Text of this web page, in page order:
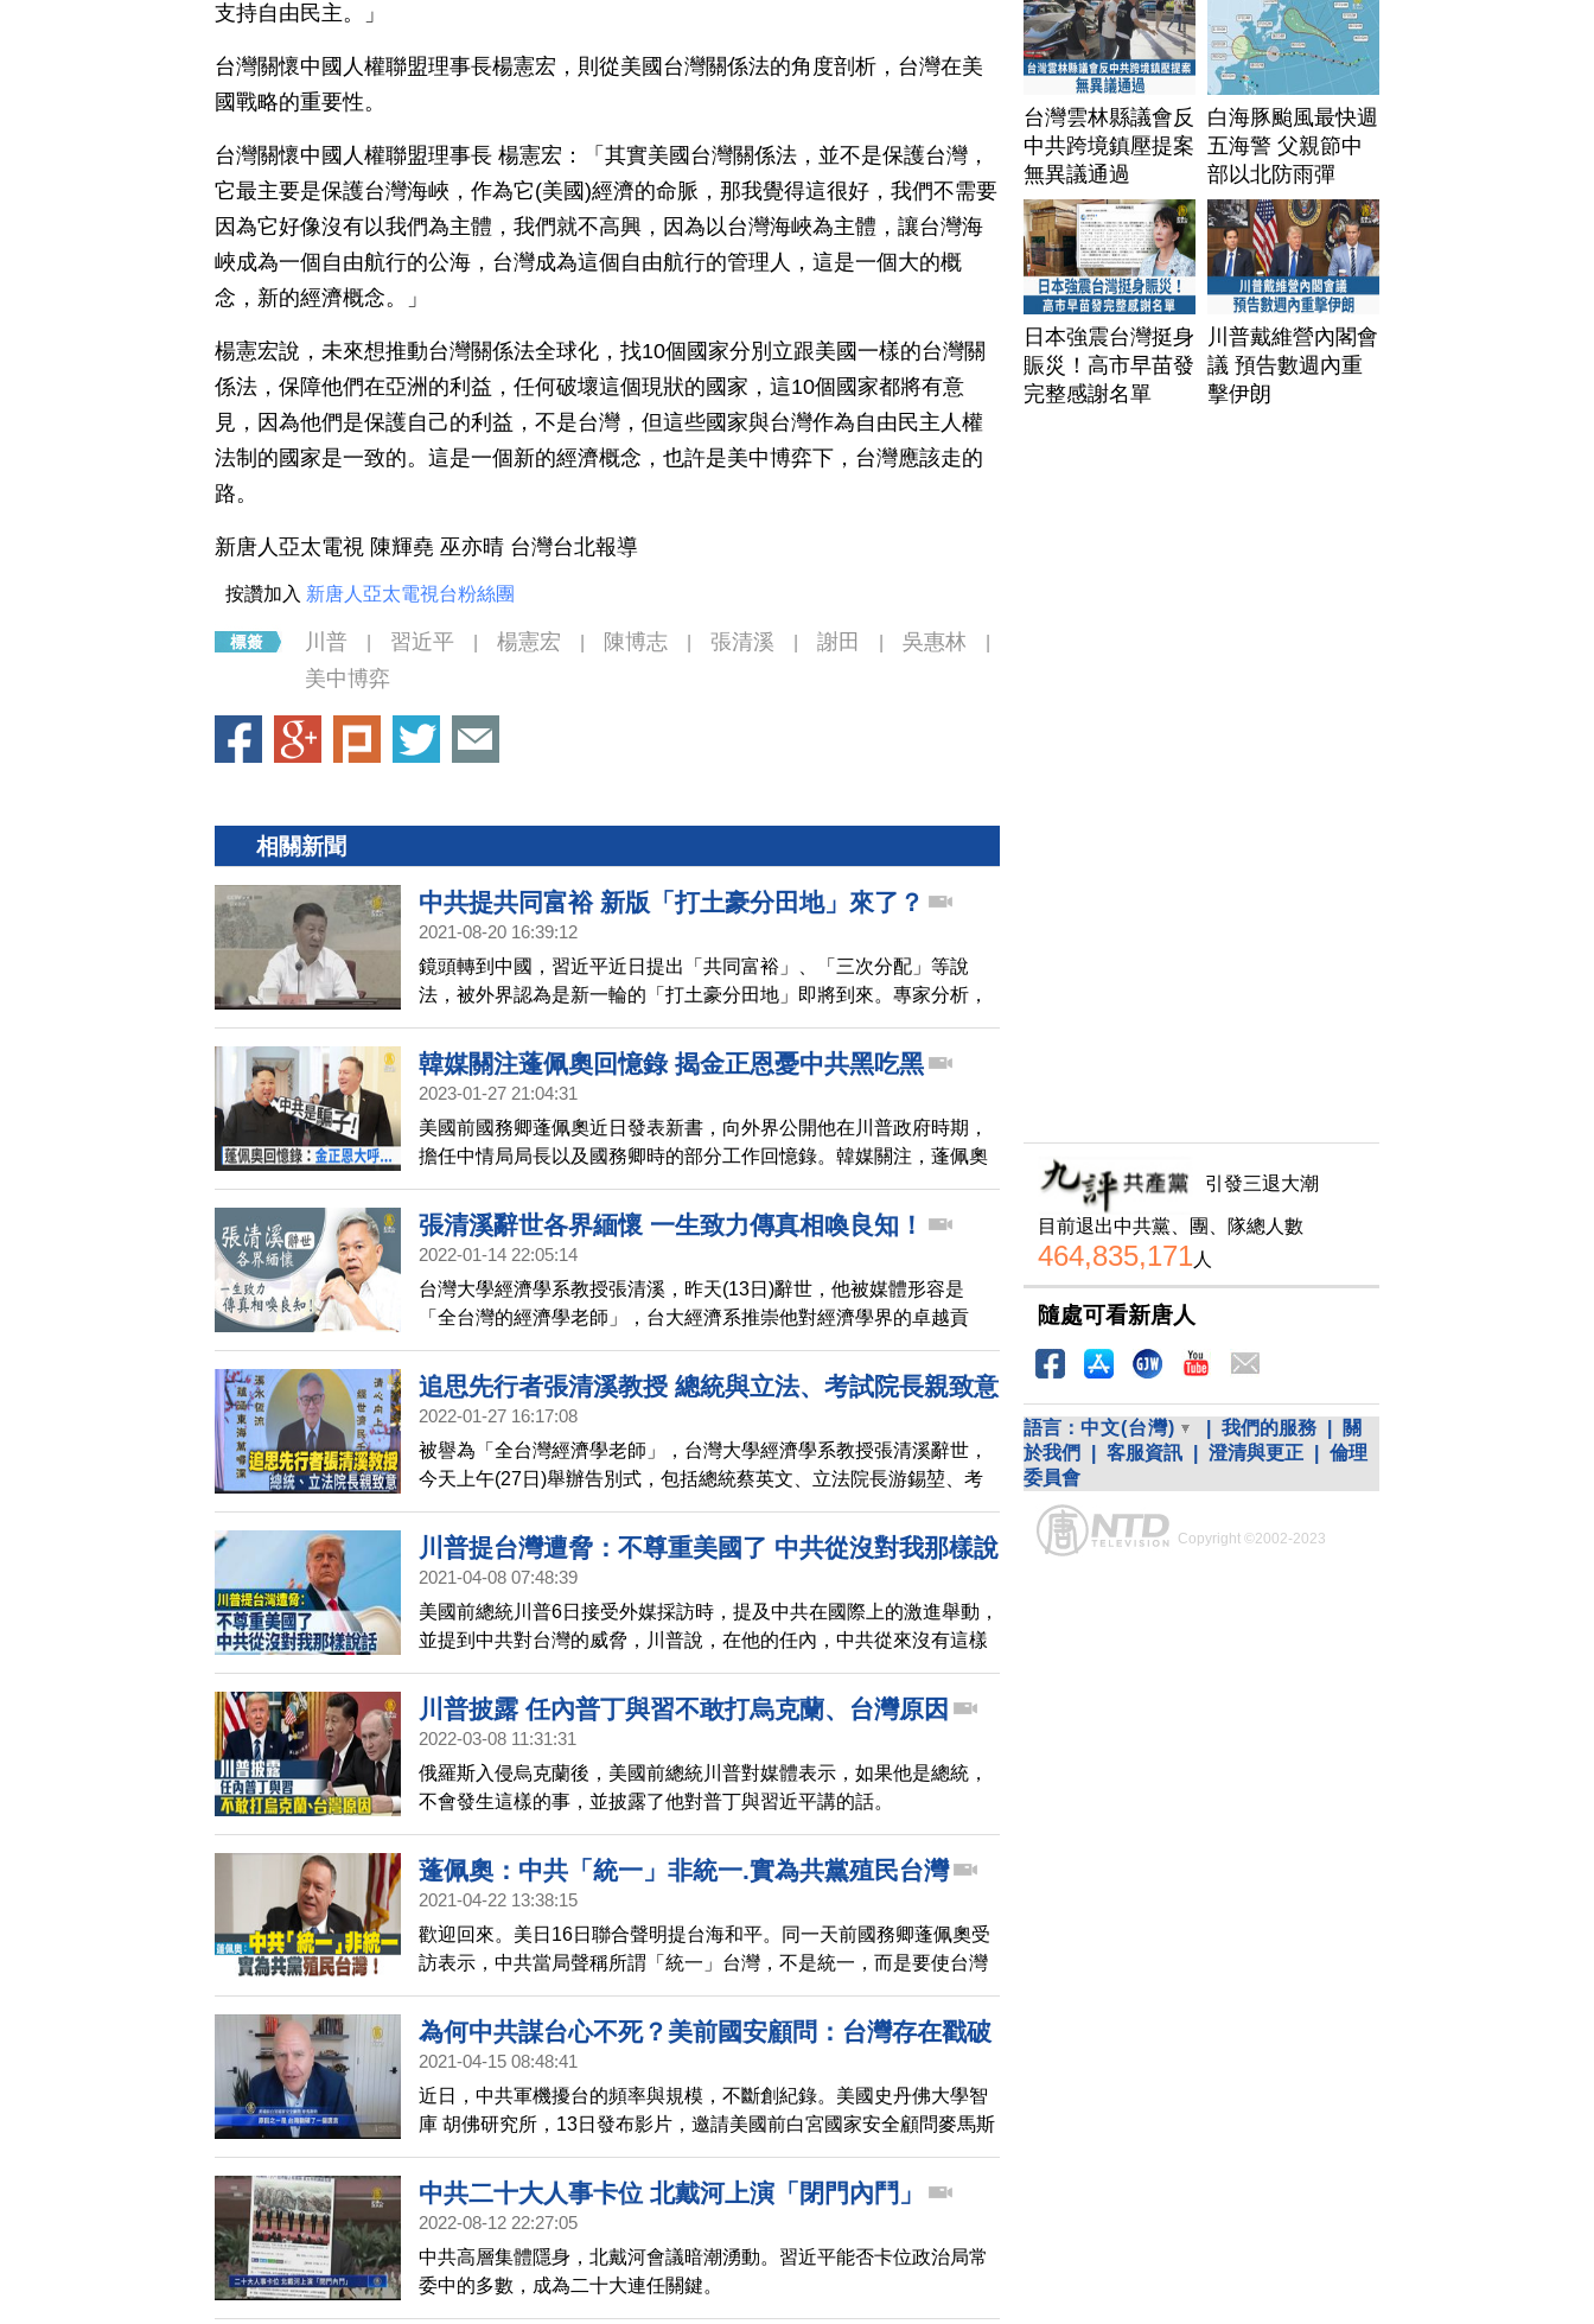
支持自由民主。」
台灣關懷中國人權聯盟理事長楊憲宏，則從美國台灣關係法的角度剖析，台灣在美
國戰略的重要性。
台灣關懷中國人權聯盟理事長 楊憲宏：「其實美國台灣關係法，並不是保護台灣，
它最主要是保護台灣海峽，作為它(美國)經濟的命脈，那我覺得這很好，我們不需要
因為它好像沒有以我們為主體，我們就不高興，因為以台灣海峽為主體，讓台灣海
峽成為一個自由航行的公海，台灣成為這個自由航行的管理人，這是一個大的概
念，新的經濟概念。」
楊憲宏說，未來想推動台灣關係法全球化，找10個國家分別立跟美國一樣的台灣關
係法，保障他們在亞洲的利益，任何破壞這個現狀的國家，這10個國家都將有意
見，因為他們是保護自己的利益，不是台灣，但這些國家與台灣作為自由民主人權
法制的國家是一致的。這是一個新的經濟概念，也許是美中博弈下，台灣應該走的
路。
新唐人亞太電視 陳輝堯 巫亦晴 台灣台北報導
按讚加入 新唐人亞太電視台粉絲團
川普 習近平 楊憲宏 陳博志 張清溪 謝田 吳惠林
美中博弈
相關新聞
中共提共同富裕 新版「打土豪分田地」來了？
2021-08-20 16:39:12
鏡頭轉到中國，習近平近日提出「共同富裕」、「三次分配」等說
法，被外界認為是新一輪的「打土豪分田地」即將到來。專家分析，
中產階級也將是新政策下的受害者。
韓媒關注蓬佩奧回憶錄 揭金正恩憂中共黑吃黑
2023-01-27 21:04:31
美國前國務卿蓬佩奧近日發表新書，向外界公開他在川普政府時期，
擔任中情局局長以及國務卿時的部分工作回憶錄。韓媒關注，蓬佩奧
在回憶錄寫道，北韓領導人金正恩曾向他表示，中共都是騙子，為了
避免被中共統治，金正恩坦白需要有駐韓美軍。
張清溪辭世各界緬懷 一生致力傳真相喚良知！
2022-01-14 22:05:14
台灣大學經濟學系教授張清溪，昨天(13日)辭世，他被媒體形容是
「全台灣的經濟學老師」，台大經濟系推崇他對經濟學界的卓越貢
獻。張清溪早年積極投入台灣社會改革，後來修煉法輪大法，與妻子
在大法中受益，致力傳遞大法的美好。
追思先行者張清溪教授 總統與立法、考試院長親致意
2022-01-27 16:17:08
被譽為「全台灣經濟學老師」，台灣大學經濟學系教授張清溪辭世，
今天上午(27日)舉辦告別式，包括總統蔡英文、立法院長游錫堃、考
試院長黃榮村等多名部會首長、還有多位學術機構首長、前中央政府
高層與政商、教育界好友，都來送張清溪教授最後一程，張教授的遺
孀《大紀元時報》在台發行人曹慧玲女士表示，張老師為公眾福祉，
下的機緣。
川普提台灣遭脅：不尊重美國了 中共從沒對我那樣說
話
2021-04-08 07:48:39
美國前總統川普6日接受外媒採訪時，提及中共在國際上的激進舉動，
並提到中共對台灣的威脅，川普說，在他的任內，中共從來沒有這樣
講話，他強調，如果美國變成社會主義國家，將不再獲得尊重。
川普披露 任內普丁與習不敢打烏克蘭、台灣原因
2022-03-08 11:31:31
俄羅斯入侵烏克蘭後，美國前總統川普對媒體表示，如果他是總統，
不會發生這樣的事，並披露了他對普丁與習近平講的話。
蓬佩奧：中共「統一」非統一.實為共黨殖民台灣
2021-04-22 13:38:15
歡迎回來。美日16日聯合聲明提台海和平。同一天前國務卿蓬佩奧受
訪表示，中共當局聲稱所謂「統一」台灣，不是統一，而是要使台灣
成為中國共產黨的殖民屬地，現在還施壓各國脫鉤台灣，美國不能讓
這種事發生。蓬佩奧指出，首要二件事，就是在政治和外交上威懾中
共，並與印太地區盟友合作，阻止中共謀台野心。
為何中共謀台心不死？美前國安顧問：台灣存在戳破
其謊言
2021-04-15 08:48:41
近日，中共軍機擾台的頻率與規模，不斷創紀錄。美國史丹佛大學智
庫 胡佛研究所，13日發布影片，邀請美國前白宮國家安全顧問麥馬斯
特，和前副顧問博明，共同探討中共不斷侵略台灣的原因。這兩位國
防軍事上的專家，都認為中共最害怕的，其實是中國的平民百姓，害
怕編造的歷史謊言一旦被人民推翻，就會失去手中的權力。而台灣的
中共二十大人事卡位 北戴河上演「閉門內鬥」
2022-08-12 22:27:05
中共高層集體隱身，北戴河會議暗潮湧動。習近平能否卡位政治局常
委中的多數，成為二十大連任關鍵。
台灣雲林縣議會反
中共跨境鎮壓提案
無異議通過
白海豚颱風最快週
五海警 父親節中
部以北防雨彈
日本強震台灣挺身
賑災！高市早苗發
完整感謝名單
川普戴維營內閣會
議 預告數週內重
擊伊朗
引發三退大潮
目前退出中共黨、團、隊總人數
464,835,171人
隨處可看新唐人
語言： 中文(台灣) 我們的服務
關
於我們
客服資訊 澄清與更正
倫理
委員會
Copyright ©2002-2023